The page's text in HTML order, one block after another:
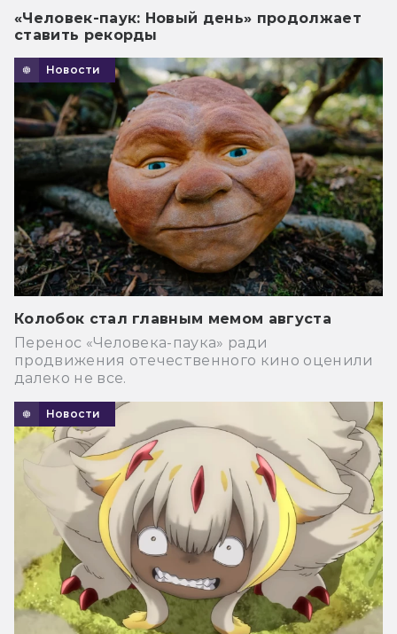
«Человек-паук: Новый день» продолжает
ставить рекорды
Новости
Колобок стал главным мемом августа
Перенос «Человека-паука» ради
продвижения отечественного кино оценили
далеко не все.
Новости